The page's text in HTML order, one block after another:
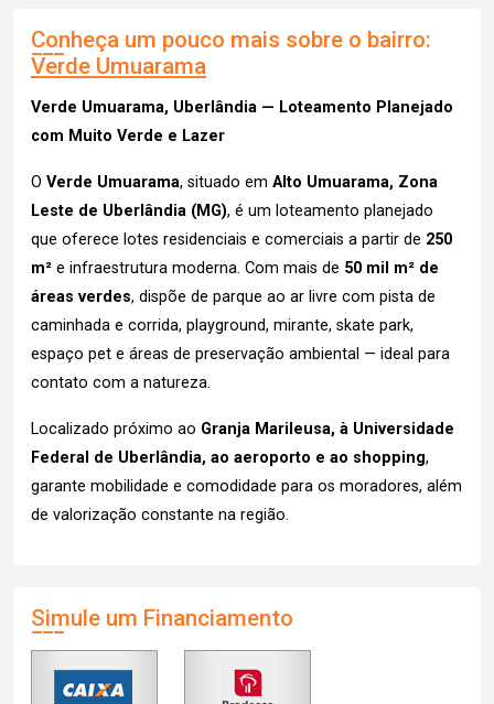
Conheça um pouco mais sobre o bairro:
Verde Umuarama
Verde Umuarama, Uberlândia — Loteamento Planejado
com Muito Verde e Lazer
O Verde Umuarama, situado em Alto Umuarama, Zona
Leste de Uberlândia (MG), é um loteamento planejado
que oferece lotes residenciais e comerciais a partir de 250
m² e infraestrutura moderna. Com mais de 50 mil m² de
áreas verdes, dispõe de parque ao ar livre com pista de
caminhada e corrida, playground, mirante, skate park,
espaço pet e áreas de preservação ambiental — ideal para
contato com a natureza.
Localizado próximo ao Granja Marileusa, à Universidade
Federal de Uberlândia, ao aeroporto e ao shopping,
garante mobilidade e comodidade para os moradores, além
de valorização constante na região.
Simule um Financiamento